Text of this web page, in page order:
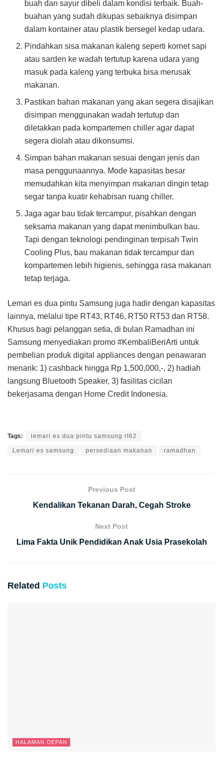
buah dan sayur dibeli dalam kondisi terbaik. Buah-
buahan yang sudah dikupas sebaiknya disimpan
dalam kontainer atau plastik bersegel kedap udara.
Pindahkan sisa makanan kaleng seperti kornet sapi
atau sarden ke wadah tertutup karena udara yang
masuk pada kaleng yang terbuka bisa merusak
makanan.
Pastikan bahan makanan yang akan segera disajikan
disimpan menggunakan wadah tertutup dan
diletakkan pada kompartemen chiller agar dapat
segera diolah atau dikonsumsi.
Simpan bahan makanan sesuai dengan jenis dan
masa penggunaannya. Mode kapasitas besar
memudahkan kita menyimpan makanan dingin tetap
segar tanpa kuatir kehabisan ruang chiller.
Jaga agar bau tidak tercampur, pisahkan dengan
seksama makanan yang dapat menimbulkan bau.
Tapi dengan teknologi pendinginan terpisah Twin
Cooling Plus, bau makanan tidak tercampur dan
kompartemen lebih higienis, sehingga rasa makanan
tetap terjaga.
Lemari es dua pintu Samsung juga hadir dengan kapasitas
lainnya, melalui tipe RT43, RT46, RT50 RT53 dan RT58.
Khusus bagi pelanggan setia, di bulan Ramadhan ini
Samsung menyediakan promo #KembaliBeriArti untuk
pembelian produk digital appliances dengan penawaran
menarik: 1) cashback hingga Rp 1,500,000,-, 2) hadiah
langsung Bluetooth Speaker, 3) fasilitas cicilan
bekerjasama dengan Home Credit Indonesia.
Tags: lemari es dua pintu samsung rt62
Lemari es samsung persediaan makanan ramadhan
Previous Post
Kendalikan Tekanan Darah, Cegah Stroke
Next Post
Lima Fakta Unik Pendidikan Anak Usia Prasekolah
Related Posts
HALAMAN DEPAN